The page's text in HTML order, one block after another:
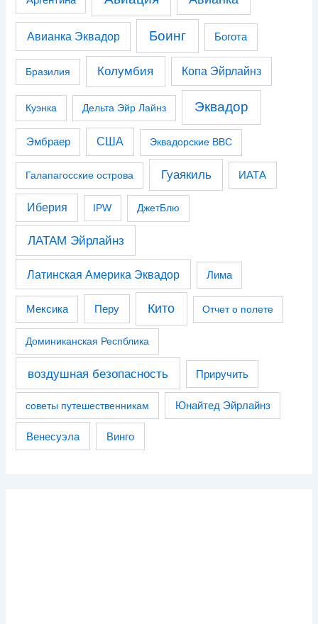
Авианка Эквадор Боинг Богота
Бразилия Колумбия Копа Эйрлайнз
Куэнка Дельта Эйр Лайнз Эквадор
Эмбраер США Эквадорские ВВС
Галапагосские острова Гуаякиль ИАТА
Иберия IPW ДжетБлю
ЛАТАМ Эйрлайнз
Латинская Америка Эквадор Лима
Мексика Перу Кито Отчет о полете
Доминиканская Респблика
воздушная безопасность Приручить
советы путешественникам Юнайтед Эйрлайнз
Венесуэла Винго